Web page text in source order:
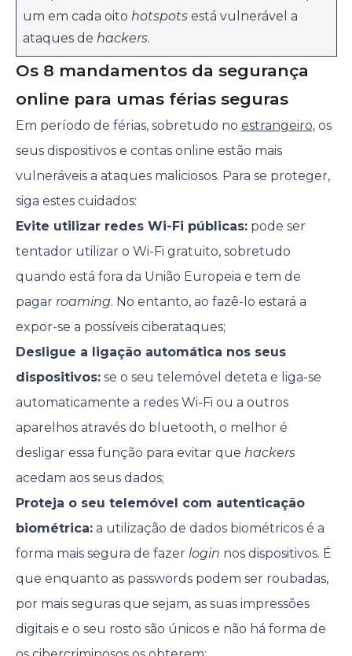
um em cada oito hotspotsestá vulnerável a
ataques de hackers.
Os 8 mandamentos da segurança
online para umas férias seguras
Em período de férias, sobretudo no estrangeiro, os
seus dispositivos e contas online estão mais
vulneráveis a ataques maliciosos. Para se proteger,
siga estes cuidados:
Evite utilizar redes Wi-Fi públicas:pode ser
tentador utilizar o Wi-Fi gratuito, sobretudo
quando está fora da União Europeia e tem de
pagar roaming. No entanto, ao fazê-lo estará a
expor-se a possíveis ciberataques;
Desligue a ligação automática nos seus
dispositivos:se o seu telemóvel deteta e liga-se
automaticamente a redes Wi-Fi ou a outros
aparelhos através do bluetooth, o melhor é
desligar essa função para evitar que hackers
acedam aos seus dados;
Proteja o seu telemóvel com autenticação
biométrica:a utilização de dados biométricos é a
forma mais segura de fazer login nos dispositivos. É
que enquanto as passwords podem ser roubadas,
por mais seguras que sejam, as suas impressões
digitais e o seu rosto são únicos e não há forma de